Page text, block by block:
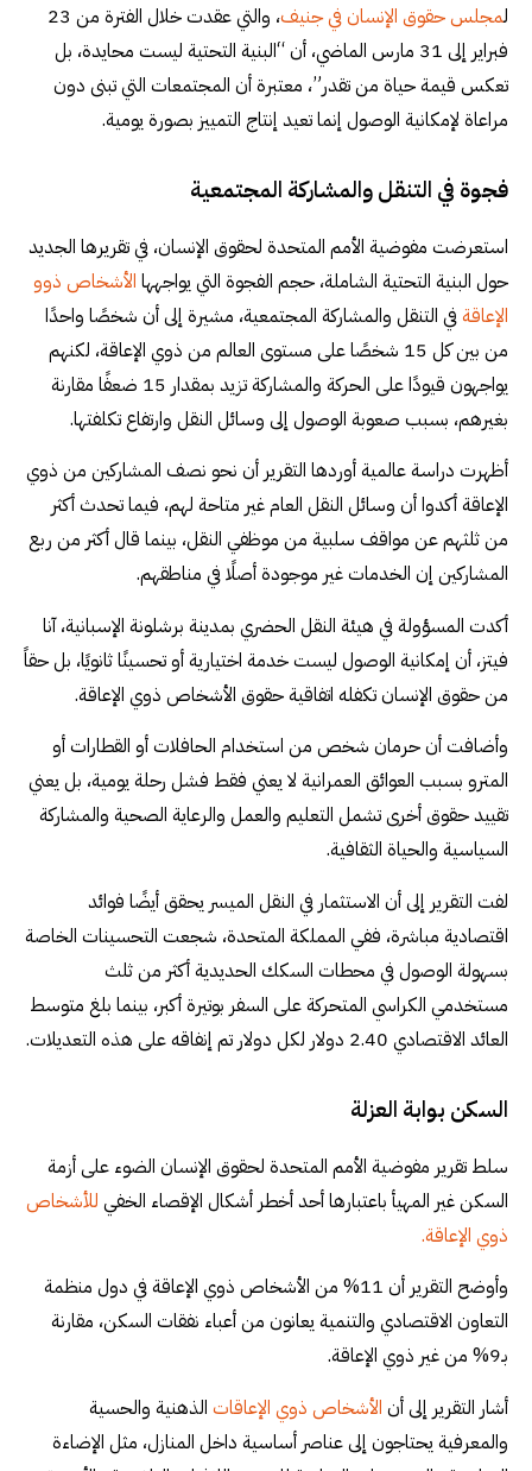
لمجلس حقوق الإنسان في جنيف
، والتي عقدت خلال الفترة من 23
فبراير إلى 31 مارس الماضي، أن “البنية التحتية ليست محايدة، بل
تعكس قيمة حياة من تقدر”، معتبرة أن المجتمعات التي تبنى دون
مراعاة لإمكانية الوصول إنما تعيد إنتاج التمييز بصورة يومية.
فجوة في التنقل والمشاركة المجتمعية
استعرضت مفوضية الأمم المتحدة لحقوق الإنسان، في تقريرها الجديد
حول البنية التحتية الشاملة، حجم الفجوة التي يواجهها الأشخاص ذوو
الإعاقة في التنقل والمشاركة المجتمعية، مشيرة إلى أن شخصًا واحدًا
من بين كل 15 شخصًا على مستوى العالم من ذوي الإعاقة، لكنهم
يواجهون قيودًا على الحركة والمشاركة تزيد بمقدار 15 ضعفًا مقارنة
بغيرهم، بسبب صعوبة الوصول إلى وسائل النقل وارتفاع تكلفتها.
أظهرت دراسة عالمية أوردها التقرير أن نحو نصف المشاركين من ذوي
الإعاقة أكدوا أن وسائل النقل العام غير متاحة لهم، فيما تحدث أكثر
من ثلثهم عن مواقف سلبية من موظفي النقل، بينما قال أكثر من ربع
المشاركين إن الخدمات غير موجودة أصلًا في مناطقهم.
أكدت المسؤولة في هيئة النقل الحضري بمدينة برشلونة الإسبانية، آنا
فيتز، أن إمكانية الوصول ليست خدمة اختيارية أو تحسينًا ثانويًا، بل حقاً
من حقوق الإنسان تكفله اتفاقية حقوق الأشخاص ذوي الإعاقة.
وأضافت أن حرمان شخص من استخدام الحافلات أو القطارات أو
المترو بسبب العوائق العمرانية لا يعني فقط فشل رحلة يومية، بل يعني
تقييد حقوق أخرى تشمل التعليم والعمل والرعاية الصحية والمشاركة
السياسية والحياة الثقافية.
لفت التقرير إلى أن الاستثمار في النقل الميسر يحقق أيضًا فوائد
اقتصادية مباشرة، ففي المملكة المتحدة، شجعت التحسينات الخاصة
بسهولة الوصول في محطات السكك الحديدية أكثر من ثلث
مستخدمي الكراسي المتحركة على السفر بوتيرة أكبر، بينما بلغ متوسط
العائد الاقتصادي 2.40 دولار لكل دولار تم إنفاقه على هذه التعديلات.
السكن بوابة العزلة
سلط تقرير مفوضية الأمم المتحدة لحقوق الإنسان الضوء على أزمة
السكن غير المهيأ باعتبارها أحد أخطر أشكال الإقصاء الخفي للأشخاص
ذوي الإعاقة.
وأوضح التقرير أن 11% من الأشخاص ذوي الإعاقة في دول منظمة
التعاون الاقتصادي والتنمية يعانون من أعباء نفقات السكن، مقارنة
بـ9% من غير ذوي الإعاقة.
أشار التقرير إلى أن الأشخاص ذوي الإعاقات الذهنية والحسية
والمعرفية يحتاجون إلى عناصر أساسية داخل المنازل، مثل الإضاءة